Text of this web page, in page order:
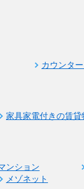
カウンタ
家具家電付きの賃貸
ンション
メゾネット